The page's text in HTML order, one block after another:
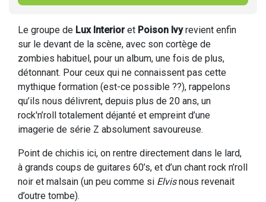
Le groupe de Lux Interioret Poison Ivyrevient enfin
sur le devant de la scène, avec son cortège de
zombies habituel, pour un album, une fois de plus,
détonnant. Pour ceux qui ne connaissent pas cette
mythique formation (est-ce possible ??), rappelons
qu’ils nous délivrent, depuis plus de 20 ans, un
rock'n’roll totalement déjanté et empreint d’une
imagerie de série Z absolument savoureuse.
Point de chichis ici, on rentre directement dans le lard,
à grands coups de guitares 60’s, et d’un chant rock n’roll
noir et malsain (un peu comme si Elvisnous revenait
d’outre tombe).